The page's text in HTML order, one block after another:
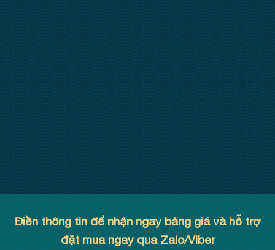
Điền thông tin để nhận ngay bảng giá và hỗ trợ
đặt mua ngay qua Zalo/Viber